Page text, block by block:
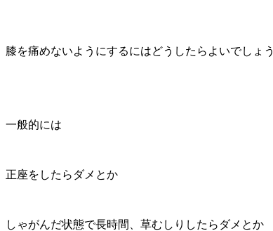
膝を痛めないようにするにはどうしたらよいでしょう
一般的には
正座をしたらダメとか
しゃがんだ状態で長時間、草むしりしたらダメとか